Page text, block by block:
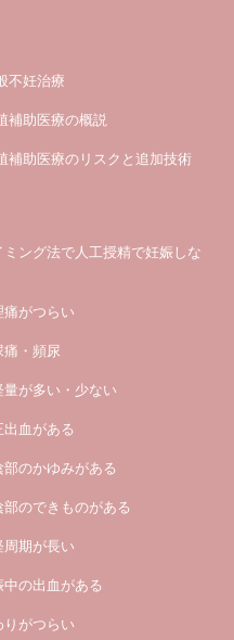
不妊治療
補助医療の概説
補助医療のリスクと追加技術
ミング法で人工授精で妊娠しな
痛がつらい
痛・頻尿
量が多い・少ない
出血がある
部のかゆみがある
部のできものがある
周期が長い
中の出血がある
りがつらい